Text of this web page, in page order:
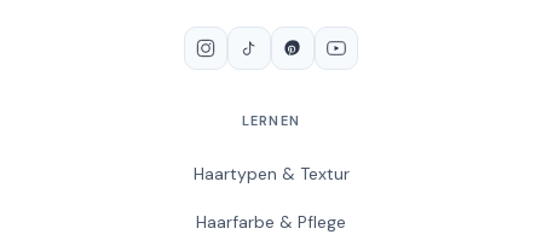
LERNEN
Haartypen & Textur
Haarfarbe & Pflege